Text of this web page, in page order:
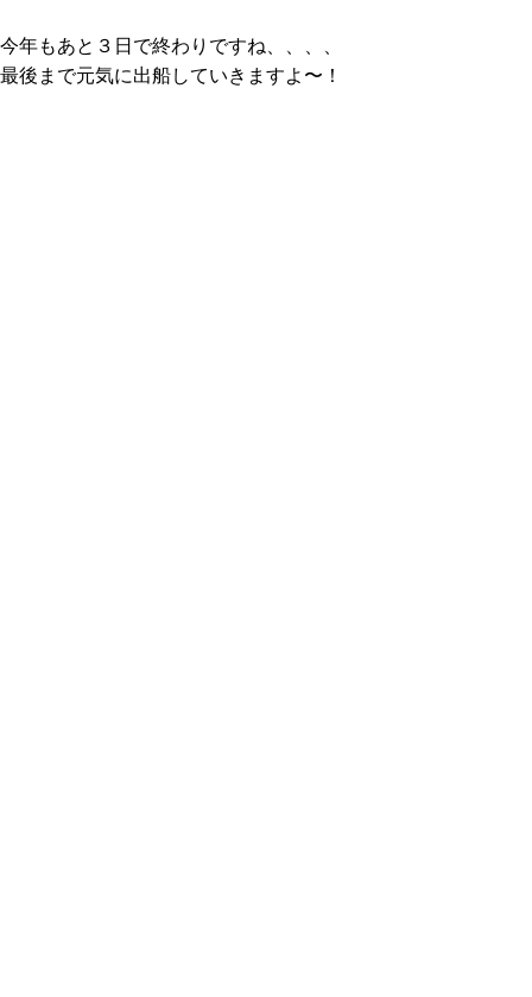
今年もあと３日で終わりですね、、、、
最後まで元気に出船していきますよ〜！